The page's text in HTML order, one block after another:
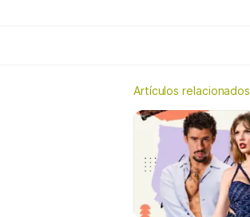
Artículos relacionados